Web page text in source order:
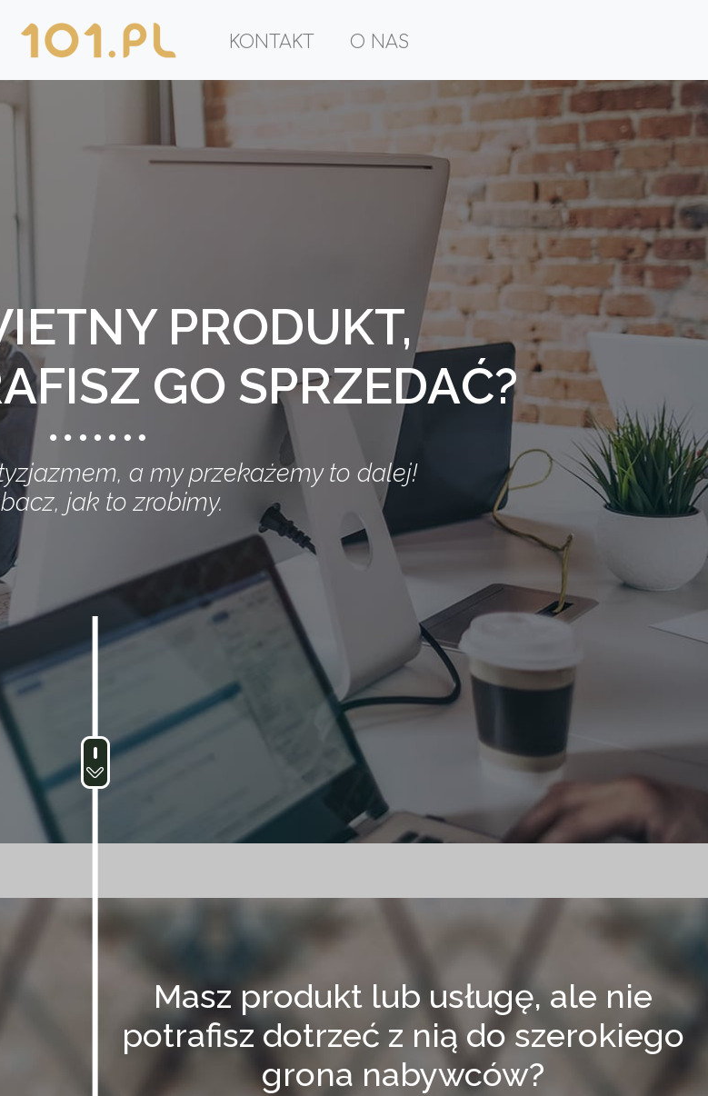
KONTAKT O NAS
PRODUKT,
GO SPRZEDAĆ?
a my przekażemy to dalej!
jak to zrobimy.
Masz produkt lub usługę, ale nie
potrafisz dotrzeć z nią do szerokiego
grona nabywców?